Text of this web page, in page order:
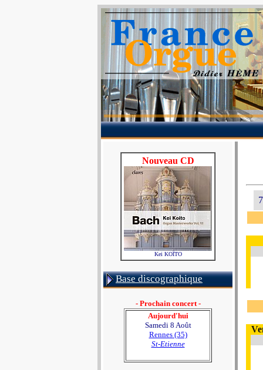
Nouveau CD
Kei KOÏTO
Base discographique
- Prochain concert -
Aujourd'hui
Samedi 8 Août
Rennes (35)
St-Etienne